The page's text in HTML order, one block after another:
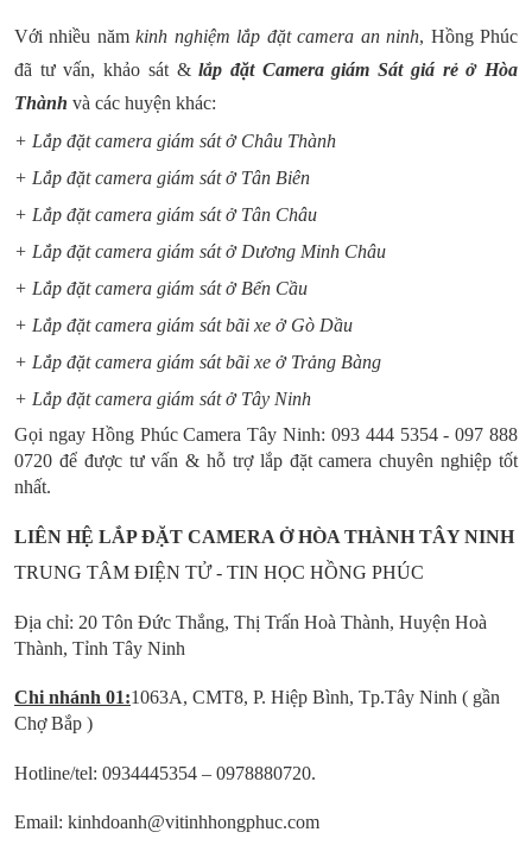
Với nhiều nămkinh nghiệm lắp đặt camera an ninh, Hồng Phúc
đã tư vấn, khảo sát &lắp đặt Camera giám Sát giá rẻ ở Hòa
Thành và các huyện khác:
+ Lắp đặt camera giám sát ở Châu Thành
+ Lắp đặt camera giám sát ở Tân Biên
+ Lắp đặt camera giám sát ở Tân Châu
+ Lắp đặt camera giám sát ở Dương Minh Châu
+ Lắp đặt camera giám sát ở Bến Cầu
+ Lắp đặt camera giám sát bãi xe ở Gò Dầu
+ Lắp đặt camera giám sát bãi xe ở Trảng Bàng
+ Lắp đặt camera giám sát ở Tây Ninh
Gọi ngay Hồng Phúc Camera Tây Ninh: 093 444 5354 - 097 888
0720 để được tư vấn & hỗ trợ lắp đặt camera chuyên nghiệp tốt
nhất.
LIÊN HỆ LẮP ĐẶT CAMERA Ở HÒA THÀNH TÂY NINH
TRUNG TÂM ĐIỆN TỬ - TIN HỌC HỒNG PHÚC
Địa chỉ: 20 Tôn Đức Thắng, Thị Trấn Hoà Thành, Huyện Hoà
Thành, Tỉnh Tây Ninh
Chi nhánh 01:1063A, CMT8, P. Hiệp Bình, Tp.Tây Ninh ( gần
Chợ Bắp )
Hotline/tel: 0934445354 – 0978880720.
Email: kinhdoanh@vitinhhongphuc.com